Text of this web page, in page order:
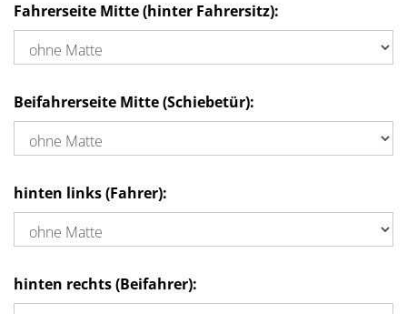
Fahrerseite Mitte (hinter Fahrersitz):
Beifahrerseite Mitte (Schiebetür):
hinten links (Fahrer):
hinten rechts (Beifahrer):